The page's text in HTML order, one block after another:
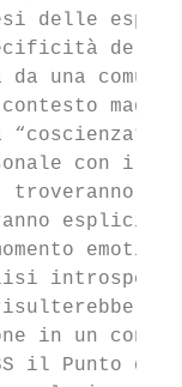
delle
del
da una
“coscienza”
con i
troveranno
in un
il Punto